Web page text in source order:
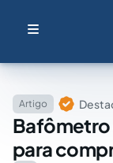
Artigo
para